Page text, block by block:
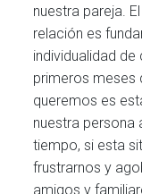
nuestra pareja.
relación es
individualidad
primeros meses
queremos es
nuestra persona
tiempo, si esta
frustrarnos y
amigos y